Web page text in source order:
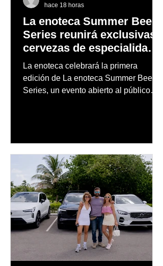
La enoteca Summer Beer
Series reunirá exclusivas
cervezas de especialidad
en un evento abierto al
público
La enoteca celebrará la primera
edición de La enoteca Summer Beer
Series, un evento abierto al público
hace 18 horas